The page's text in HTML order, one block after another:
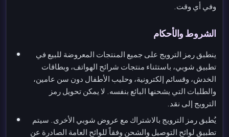
وفي أي وقت.
الشروط والأحكام
ينطبق رمز الترويج على جميع المنتجات المعروضة للبيع في
تطبيق شوبي، باستثناء منتجات شرائح الهواتف، وبطاقات
الخدش، وقسائم إلكترونية، وحليب الأطفال دون سن عامين،
والطلبات التي يشحنها البائع بنفسه. لا يمكن تحويل رمز
الترويج إلى نقد.
يُطبق رمز الترويج بالاشتراك مع عروض شوبي الأخرى. سيتم
تطبيق لوائح التوصيل والشحن وفقاً للوائح العامة الصادرة عن